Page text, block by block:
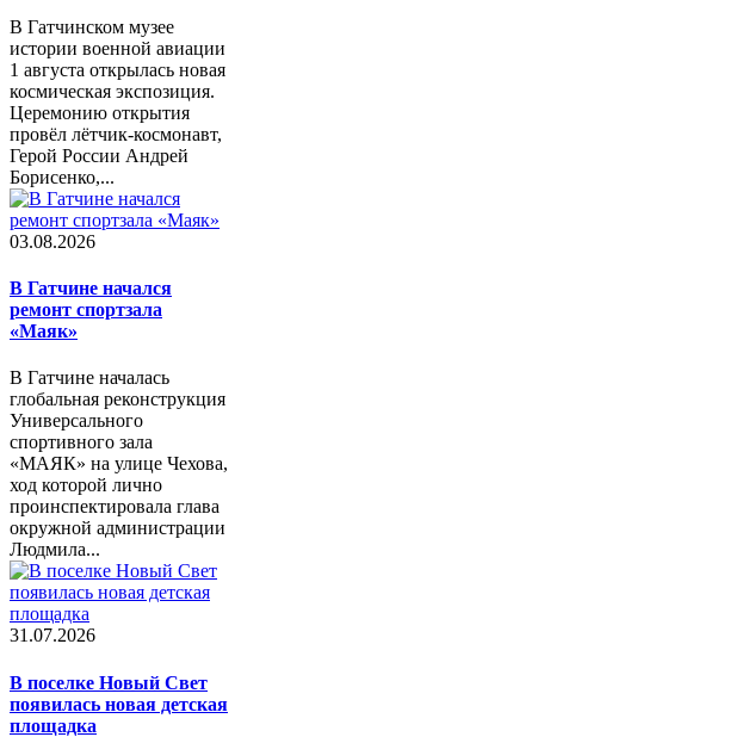
В Гатчинском музее
истории военной авиации
1 августа открылась новая
космическая экспозиция.
Церемонию открытия
провёл лётчик-космонавт,
Герой России Андрей
Борисенко,...
03.08.2026
В Гатчине начался
ремонт спортзала
«Маяк»
В Гатчине началась
глобальная реконструкция
Универсального
спортивного зала
«МАЯК» на улице Чехова,
ход которой лично
проинспектировала глава
окружной администрации
Людмила...
31.07.2026
В поселке Новый Свет
появилась новая детская
площадка